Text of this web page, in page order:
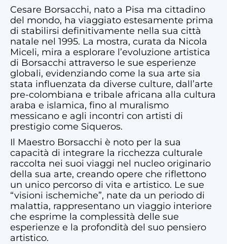
Cesare Borsacchi, nato a Pisa ma cittadino
del mondo, ha viaggiato estesamente prima
di stabilirsi definitivamente nella sua città
natale nel 1995. La mostra, curata da Nicola
Miceli, mira a esplorare l’evoluzione artistica
di Borsacchi attraverso le sue esperienze
globali, evidenziando come la sua arte sia
stata influenzata da diverse culture, dall’arte
pre-colombiana e tribale africana alla cultura
araba e islamica, fino al muralismo
messicano e agli incontri con artisti di
prestigio come Siqueros.
Il Maestro Borsacchi è noto per la sua
capacità di integrare la ricchezza culturale
raccolta nei suoi viaggi nel nucleo originario
della sua arte, creando opere che riflettono
un unico percorso di vita e artistico. Le sue
“visioni ischemiche”, nate da un periodo di
malattia, rappresentano un viaggio interiore
che esprime la complessità delle sue
esperienze e la profondità del suo pensiero
artistico.